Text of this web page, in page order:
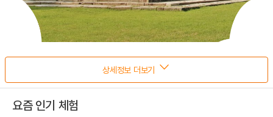
상세정보 더보기
요즘 인기 체험